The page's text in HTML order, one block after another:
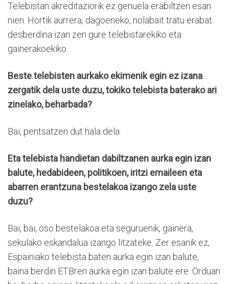
Telebistan akreditaziorik ez genuela erabiltzen esan
nien. Hortik aurrera, dagoeneko, nolabait tratu erabat
desberdina izan zen gure telebistarekiko eta
gainerakoekiko.
Beste telebisten aurkako ekimenik egin ez izana
zergatik dela uste duzu, tokiko telebista baterako ari
zinelako, beharbada?
Bai, pentsatzen dut hala dela.
Eta telebista handietan dabiltzanen aurka egin izan
balute, hedabideen, politikoen, iritzi emaileen eta
abarren erantzuna bestelakoa izango zela uste
duzu?
Bai, bai, oso bestelakoa eta seguruenik, gainera,
sekulako eskandalua izango litzateke. Zer esanik ez,
Espainiako telebista baten aurka egin izan balute,
baina berdin ETBren aurka egin izan balute ere. Orduan